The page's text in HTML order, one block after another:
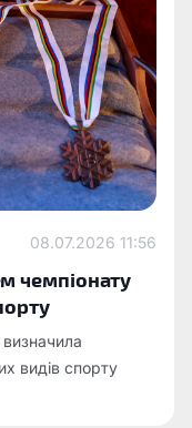
08.07.2026 11:56
чемпіонату
видів спорту